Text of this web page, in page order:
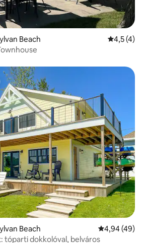
Beach Átlagos
4,5 (4)
Beach Átlagos
4,94 (49)
tóparti dokkolóval, belváros